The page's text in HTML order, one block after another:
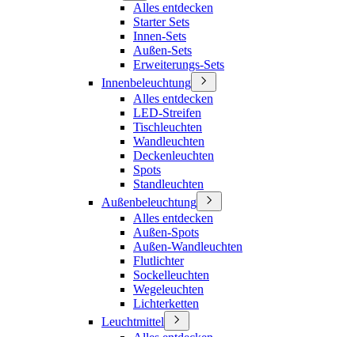
Alles entdecken
Starter Sets
Innen-Sets
Außen-Sets
Erweiterungs-Sets
Innenbeleuchtung
Alles entdecken
LED-Streifen
Tischleuchten
Wandleuchten
Deckenleuchten
Spots
Standleuchten
Außenbeleuchtung
Alles entdecken
Außen-Spots
Außen-Wandleuchten
Flutlichter
Sockelleuchten
Wegeleuchten
Lichterketten
Leuchtmittel